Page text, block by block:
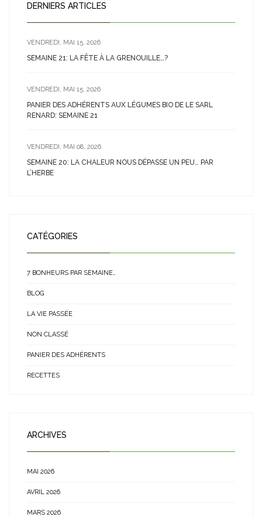
DERNIERS ARTICLES
VENDREDI, MAI 15, 2026
SEMAINE 21: LA FÊTE À LA GRENOUILLE…?
VENDREDI, MAI 15, 2026
PANIER DES ADHÉRENTS AUX LÉGUMES BIO DE LE SARL
RENARD: SEMAINE 21
VENDREDI, MAI 08, 2026
SEMAINE 20: LA CHALEUR NOUS DÉPASSE UN PEU… PAR
L’HERBE
CATÉGORIES
7 BONHEURS PAR SEMAINE…
BLOG
LA VIE PASSÉE
NON CLASSÉ
PANIER DES ADHÉRENTS
RECETTES
ARCHIVES
MAI 2026
AVRIL 2026
MARS 2026